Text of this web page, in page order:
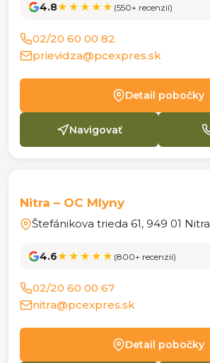
4.8★★★★★ (550+ recenzií)
02/20 60 00 82
prievidza@pcexpres.sk
Detail pobočky
Navigovať
Nitra – OC Mlyny
Štefánikova trieda 61, 949 01 Nitra
4.6★★★★★ (800+ recenzií)
02/20 60 00 67
nitra@pcexpres.sk
Detail pobočky